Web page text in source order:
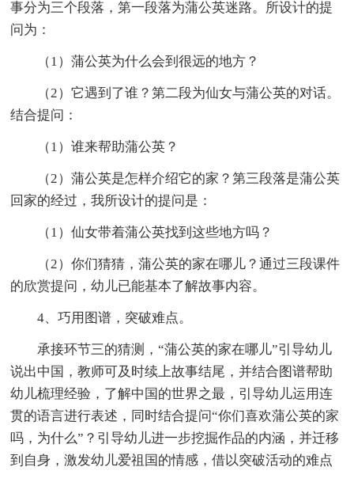
事分为三个段落，第一段落为蒲公英迷路。所设计的提
问为：
（1）蒲公英为什么会到很远的地方？
（2）它遇到了谁？第二段为仙女与蒲公英的对话。
结合提问：
（1）谁来帮助蒲公英？
（2）蒲公英是怎样介绍它的家？第三段落是蒲公英
回家的经过，我所设计的提问是：
（1）仙女带着蒲公英找到这些地方吗？
（2）你们猜猜，蒲公英的家在哪儿？通过三段课件
的欣赏提问，幼儿已能基本了解故事内容。
4、巧用图谱，突破难点。
承接环节三的猜测，“蒲公英的家在哪儿”引导幼儿
说出中国，教师可及时续上故事结尾，并结合图谱帮助
幼儿梳理经验，了解中国的世界之最，引导幼儿运用连
贯的语言进行表述，同时结合提问“你们喜欢蒲公英的家
吗，为什么”？引导幼儿进一步挖掘作品的内涵，并迁移
到自身，激发幼儿爱祖国的情感，借以突破活动的难点